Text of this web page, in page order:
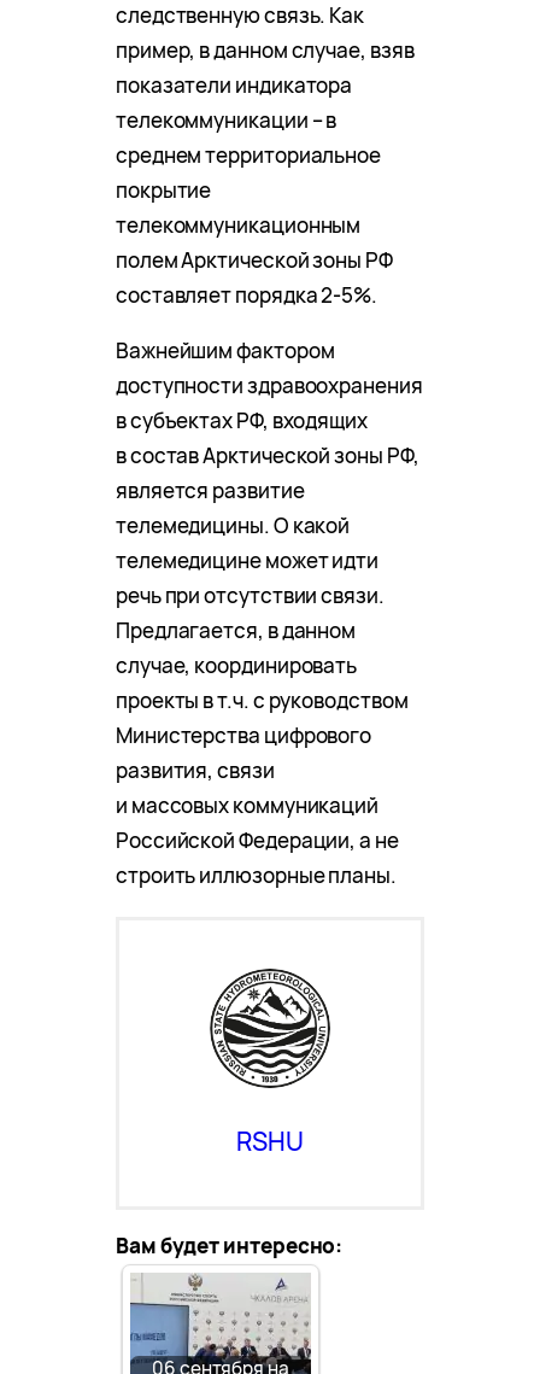
следственную связь. Как
пример, в данном случае, взяв
показатели индикатора
телекоммуникации – в
среднем территориальное
покрытие
телекоммуникационным
полем Арктической зоны РФ
составляет порядка 2-5%.
Важнейшим фактором
доступности здравоохранения
в субъектах РФ, входящих
в состав Арктической зоны РФ,
является развитие
телемедицины. О какой
телемедицине может идти
речь при отсутствии связи.
Предлагается, в данном
случае, координировать
проекты в т.ч. с руководством
Министерства цифрового
развития, связи
и массовых коммуникаций
Российской Федерации, а не
строить иллюзорные планы.
RSHU
Вам будет интересно:
06 сентября на